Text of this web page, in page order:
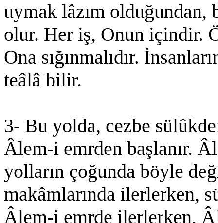
uymak lâzım olduğundan,
olur. Her iş, Onun içindir.
Ona sığınmalıdır.
teâlâ bilir.
3- Bu yolda, cezbe
Âlem-i emrden başlanır.
yolların çoğunda böyle
makâmlarında ilerlerken,
Âlem-i emrde ilerlerken,